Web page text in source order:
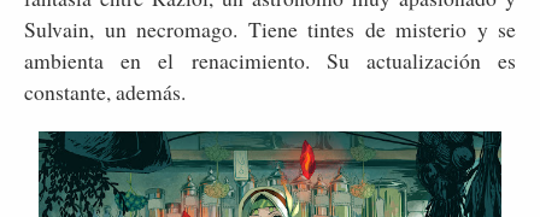
Sulvain, un necromago. Tiene tintes de misterio y se
ambienta en el renacimiento. Su actualización es
constante, además.